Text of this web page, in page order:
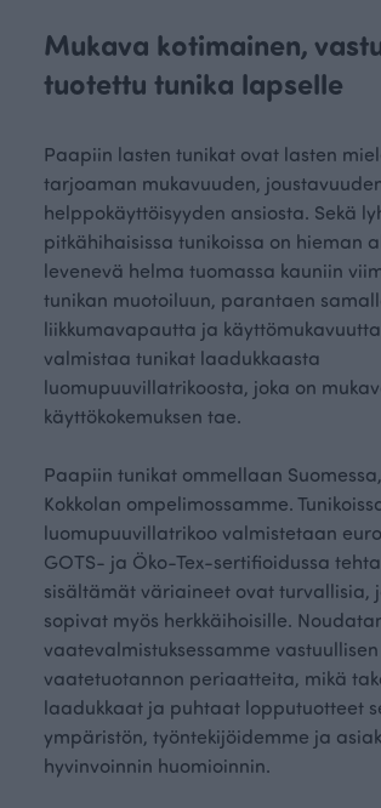
Mukava kotimainen,
tuotettu tunika lapselle
Paapiin lasten tunikat ovat lasten
tarjoaman mukavuuden,
helppokäyttöisyyden ansiosta. Sekä
pitkähihaisissa tunikoissa on hieman
levenevä helma tuomassa kauniin
tunikan muotoiluun, parantaen
liikkumavapautta ja
valmistaa tunikat laadukkaasta
luomupuuvillatrikoosta, joka on
käyttökokemuksen tae.
Paapiin tunikat ommellaan
Kokkolan ompelimossamme.
luomupuuvillatrikoo valmistetaan
GOTS- ja Öko-Tex-sertifioidussa
sisältämät väriaineet ovat turvallisia,
sopivat myös herkkäihoisille.
vaatevalmistuksessamme vastuullisen
vaatetuotannon periaatteita, mikä
laadukkaat ja puhtaat lopputuotteet
ympäristön, työntekijöidemme ja
hyvinvoinnin huomioinnin.